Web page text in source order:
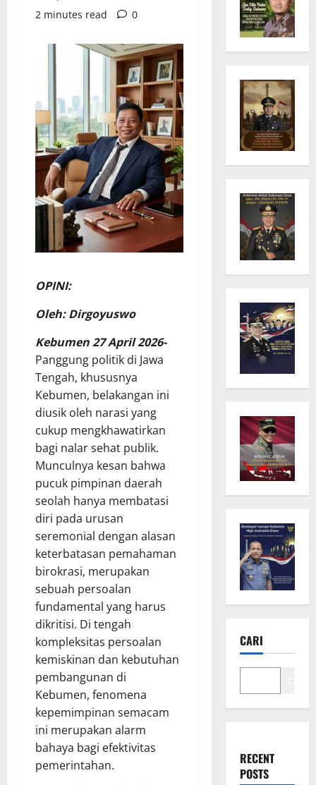
2 minutes read
0
OPINI:
Oleh: Dirgoyuswo
Kebumen 27 April 2026-
Panggung politik di Jawa
Tengah, khususnya
Kebumen, belakangan ini
diusik oleh narasi yang
cukup mengkhawatirkan
bagi nalar sehat publik.
Munculnya kesan bahwa
pucuk pimpinan daerah
seolah hanya membatasi
diri pada urusan
seremonial dengan alasan
keterbatasan pemahaman
birokrasi, merupakan
sebuah persoalan
fundamental yang harus
dikritisi. Di tengah
kompleksitas persoalan
kemiskinan dan kebutuhan
pembangunan di
Kebumen, fenomena
kepemimpinan semacam
ini merupakan alarm
bahaya bagi efektivitas
pemerintahan.
CARI
RECENT
POSTS